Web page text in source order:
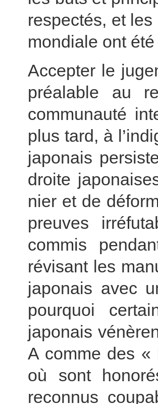
respectés, et
mondiale ont
Accepter le
préalable au
communauté
plus tard, à
japonais
droite
nier et de
preuves
commis
révisant les
japonais avec
pourquoi
japonais
A comme des «
où sont
reconnus